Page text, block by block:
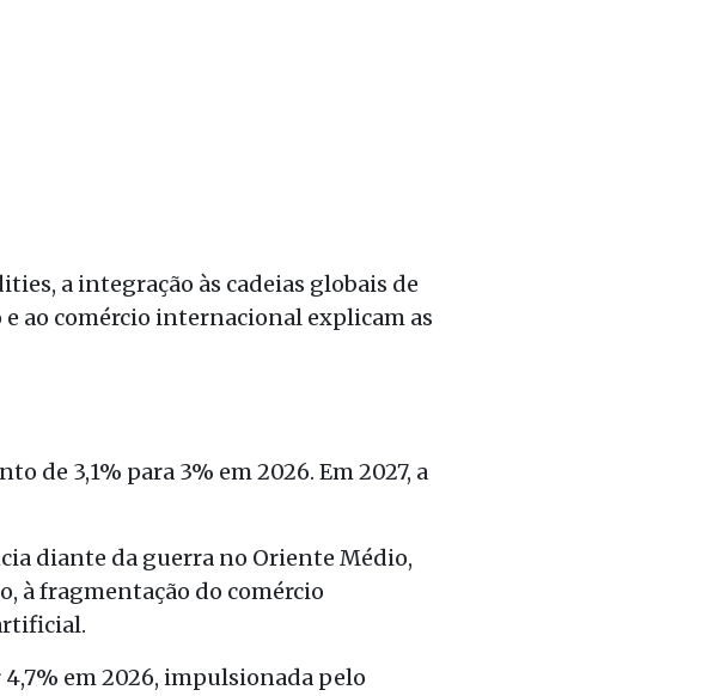
a integração às cadeias globais de
ao comércio internacional explicam as
de 3,1% para 3% em 2026. Em 2027, a
diante da guerra no Oriente Médio,
à fragmentação do comércio
em 2026, impulsionada pelo